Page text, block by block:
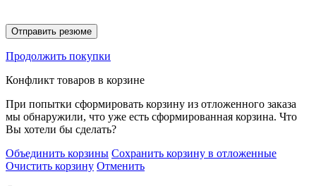
Отправить резюме
Продолжить покупки
Конфликт товаров в корзине
При попытки сформировать корзину из отложенного заказа
мы обнаружили, что уже есть сформированная корзина. Что
Вы хотели бы сделать?
Объединить корзины Сохранить корзину в отложенные
Очистить корзину Отменить